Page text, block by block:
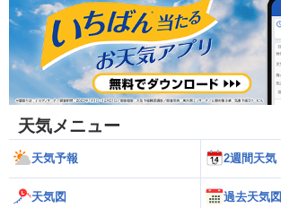
天気メニュー
天気予報 2週間天気
天気図 過去天気図